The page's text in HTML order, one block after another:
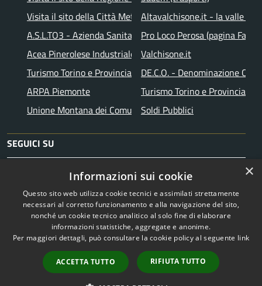
Visita il sito della Città Metropolitana di Torino
A.S.L.TO3 - Azienda Sanitaria Locale di Collegno e Pinerolo
Acea Pinerolese Industriale SpA
Turismo Torino e Provincia
ARPA Piemonte
Unione Montana dei Comuni Valli Chisone e Germanasca
Altavalchisone.it - la valle del
Pro Loco Perosa (pagina
Valchisone.it
DE.C.O. - Denominazione
Turismo Torino e Provincia
Soldi Pubblici
SEGUICI SU
InstagramTelegram
Accessibilità
Copyright © 2026 • Comune di
Perosa Argentina • Powered by
Municipium•
Accesso
redazione
×
Informazioni sui cookie
Questo sito web utilizza cookie tecnici e assimilati strettamente
necessari al corretto funzionamento e alla navigazione del sito,
nonché un cookie tecnico analitico al solo fine di elaborare
informazioni statistiche, aggregate e anonime.
Per maggiori dettagli, può consultare la cookie policy al seguente link
ACCETTA TUTTO RIFIUTA TUTTO